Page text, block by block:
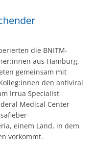
die BNITM-
aus Hamburg,
gemeinsam mit
den antiviral
Irrua Specialist
Medical Center
einem Land, in dem
vorkommt.